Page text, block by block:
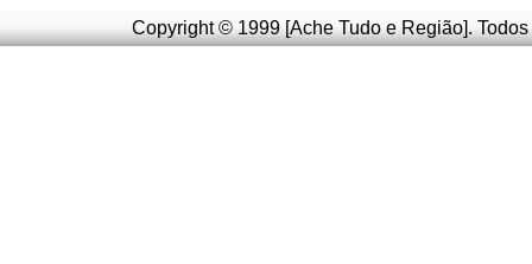
Copyright © 1999 [Ache Tudo e Região].